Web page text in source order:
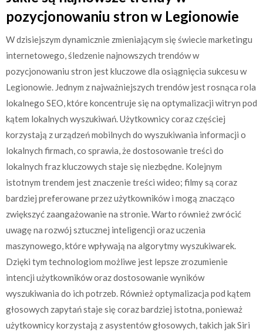
pozycjonowaniu stron w Legionowie
W dzisiejszym dynamicznie zmieniającym się świecie marketingu
internetowego, śledzenie najnowszych trendów w
pozycjonowaniu stron jest kluczowe dla osiągnięcia sukcesu w
Legionowie. Jednym z najważniejszych trendów jest rosnąca rola
lokalnego SEO, które koncentruje się na optymalizacji witryn pod
kątem lokalnych wyszukiwań. Użytkownicy coraz częściej
korzystają z urządzeń mobilnych do wyszukiwania informacji o
lokalnych firmach, co sprawia, że dostosowanie treści do
lokalnych fraz kluczowych staje się niezbędne. Kolejnym
istotnym trendem jest znaczenie treści wideo; filmy są coraz
bardziej preferowane przez użytkowników i mogą znacząco
zwiększyć zaangażowanie na stronie. Warto również zwrócić
uwagę na rozwój sztucznej inteligencji oraz uczenia
maszynowego, które wpływają na algorytmy wyszukiwarek.
Dzięki tym technologiom możliwe jest lepsze zrozumienie
intencji użytkowników oraz dostosowanie wyników
wyszukiwania do ich potrzeb. Również optymalizacja pod kątem
głosowych zapytań staje się coraz bardziej istotna, ponieważ
użytkownicy korzystają z asystentów głosowych, takich jak Siri